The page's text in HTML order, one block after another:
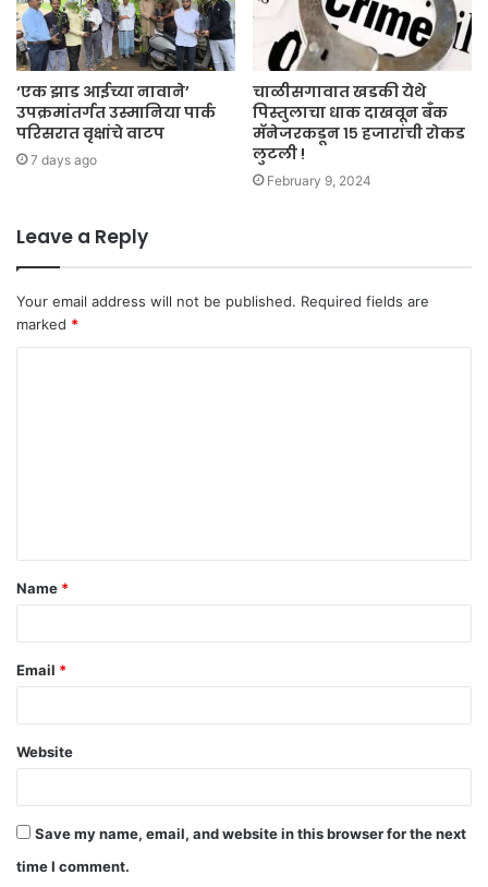
‘एक झाड आईच्या नावाने’
उपक्रमांतर्गत उस्मानिया पार्क
परिसरात वृक्षांचे वाटप
7 days ago
चाळीसगावात खडकी येथे
पिस्तुलाचा धाक दाखवून बँक
मॅनेजरकडून १५ हजारांची रोकड
लुटली !
February 9, 2024
Leave a Reply
Your email address will not be published. Required fields are
marked *
t
*
Name *
Email *
Website
Save my name, email, and website in this browser for the next
time I comment.